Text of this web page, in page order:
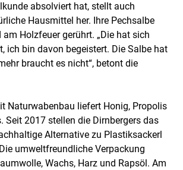
to main content
absolviert hat, stellt auch
Hausmittel her. Ihre Pechsalbe
Holzfeuer gerührt. „Die hat sich
ich bin davon begeistert. Die Salbe hat
braucht es nicht“, betont die
Naturwabenbau liefert Honig, Propolis
Seit 2017 stellen die Dirnbergers das
Alternative zu Plastiksackerl
umweltfreundliche Verpackung
Wachs, Harz und Rapsöl. Am